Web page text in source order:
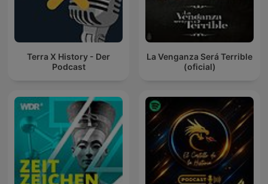
Terra X History - Der
Podcast
La Venganza Será Terrible
(oficial)